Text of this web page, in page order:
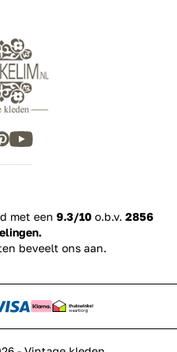
met een 9.3/10 o.b.v. 2856
beveelt ons aan.